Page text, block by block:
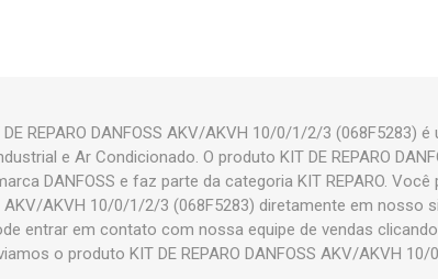
REPARO DANFOSS AKV/AKVH 10/0/1/2/3 (068F5283)
e Ar Condicionado. O produto KIT DE REPARO
DANFOSS e faz parte da categoria KIT REPARO.
AKV/AKVH 10/0/1/2/3 (068F5283) diretamente em nosso
entrar em contato com nossa equipe de vendas
o produto KIT DE REPARO DANFOSS AKV/AKVH